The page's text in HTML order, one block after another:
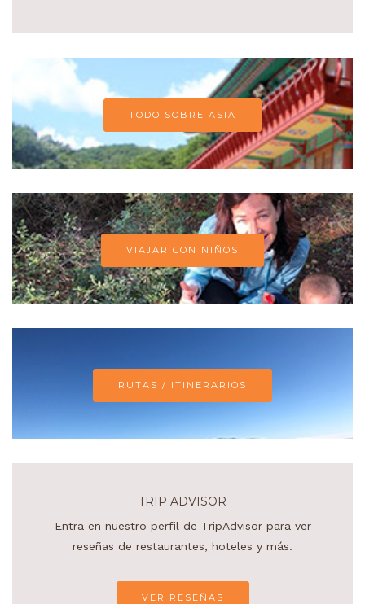
TODO SOBRE ASIA
VIAJAR CON NIÑOS
RUTAS / ITINERARIOS
TRIP ADVISOR
Entra en nuestro perfil de TripAdvisor para ver
reseñas de restaurantes, hoteles y más.
VER RESEÑAS